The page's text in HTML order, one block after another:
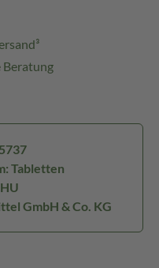
Beratung
Tabletten
GmbH & Co. KG